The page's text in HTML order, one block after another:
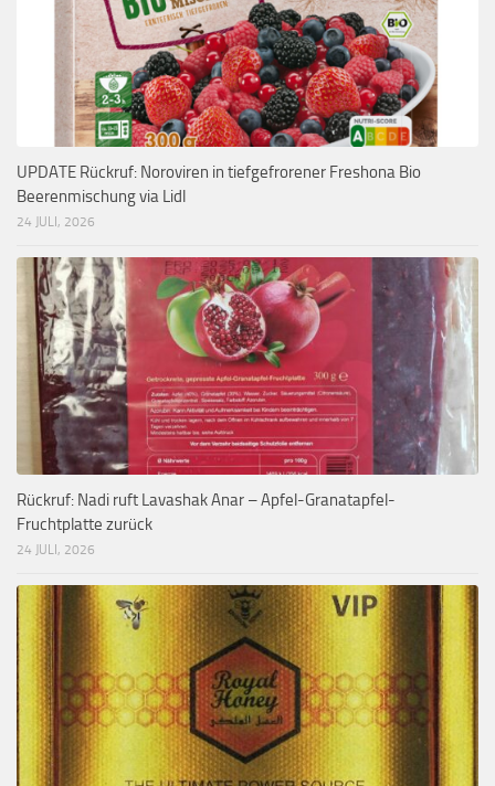
UPDATE Rückruf: Noroviren in tiefgefrorener Freshona Bio
Beerenmischung via Lidl
24 JULI, 2026
Rückruf: Nadi ruft Lavashak Anar – Apfel-Granatapfel-
Fruchtplatte zurück
24 JULI, 2026